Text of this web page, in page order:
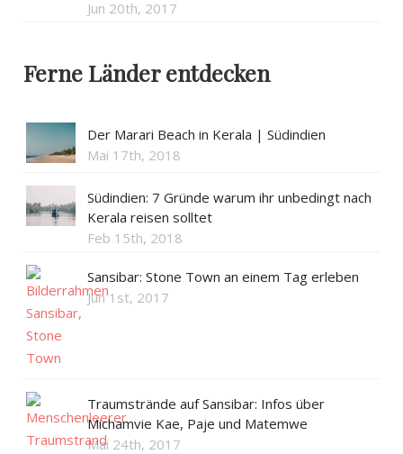
Jun 20th, 2017
Ferne Länder entdecken
Der Marari Beach in Kerala | Südindien
Mai 17th, 2018
Südindien: 7 Gründe warum ihr unbedingt nach
Kerala reisen solltet
Feb 15th, 2018
Sansibar: Stone Town an einem Tag erleben
Jun 1st, 2017
Traumstrände auf Sansibar: Infos über
Michamvie Kae, Paje und Matemwe
Mai 24th, 2017